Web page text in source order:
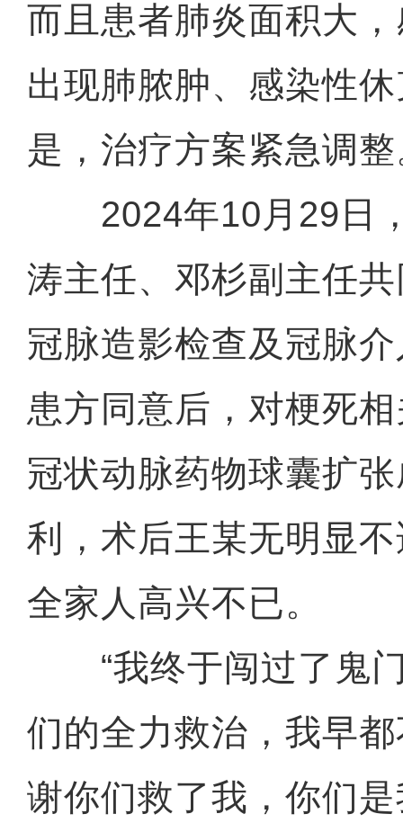
而且患者肺炎面积大
出现肺脓肿、感染性
是，治疗方案紧急调
2024年10月29日
涛主任、邓杉副主任
冠脉造影检查及冠脉
患方同意后，对梗死
冠状动脉药物球囊扩
利，术后王某无明显
全家人高兴不已。
“我终于闯过了鬼门
们的全力救治，我早
谢你们救了我，你们